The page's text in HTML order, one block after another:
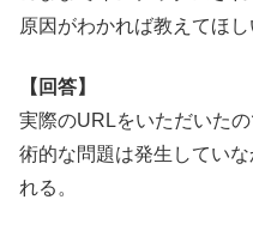
原因がわかれば教えてほし
【回答】
実際のURLをいただいた
術的な問題は発生してい
れる。